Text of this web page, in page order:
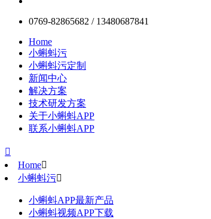
0769-82865682 / 13480687841
Home
小蝌蚪污
小蝌蚪污定制
新闻中心
解决方案
技术研发方案
关于小蝌蚪APP
联系小蝌蚪APP

Home
小蝌蚪污
小蝌蚪APP最新产品
小蝌蚪视频APP下载